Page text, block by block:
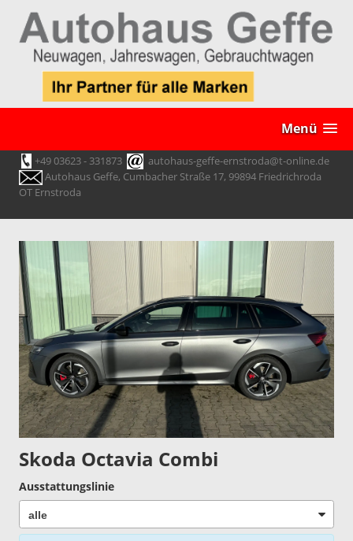
Menü
+49 03623 - 331873
autohaus-geffe-ernstroda@t-online.de
Autohaus Geffe, Cumbacher Straße 17, 99894 Friedrichroda
OT Ernstroda
Skoda Octavia Combi
Ausstattungslinie